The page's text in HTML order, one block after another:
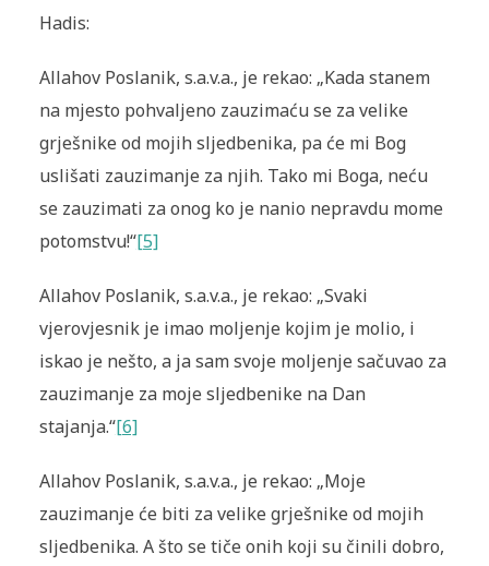
Hadis:
Allahov Poslanik, s.a.v.a., je rekao: „Kada stanem
na mjesto pohvaljeno zauzimaću se za velike
grješnike od mojih sljedbenika, pa će mi Bog
uslišati zauzimanje za njih. Tako mi Boga, neću
se zauzimati za onog ko je nanio nepravdu mome
potomstvu!“[5]
Allahov Poslanik, s.a.v.a., je rekao: „Svaki
vjerovjesnik je imao moljenje kojim je molio, i
iskao je nešto, a ja sam svoje moljenje sačuvao za
zauzimanje za moje sljedbenike na Dan
stajanja.“[6]
Allahov Poslanik, s.a.v.a., je rekao: „Moje
zauzimanje će biti za velike grješnike od mojih
sljedbenika. A što se tiče onih koji su činili dobro,